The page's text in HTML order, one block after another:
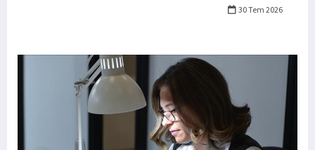
30 Tem 2026